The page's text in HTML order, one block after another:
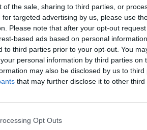
of the sale, sharing to third parties, or
targeted advertising by us, please use
Please note that after your opt-out
based ads based on personal
to third parties prior to your opt-out. You
personal information by third parties on
may also be disclosed by us to
that may further disclose it to other third
Opt Outs